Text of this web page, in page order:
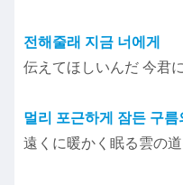
전해줄래 지금 너에게
伝えてほしいんだ 今君に
멀리 포근하게 잠든 구름
遠くに暖かく眠る雲の